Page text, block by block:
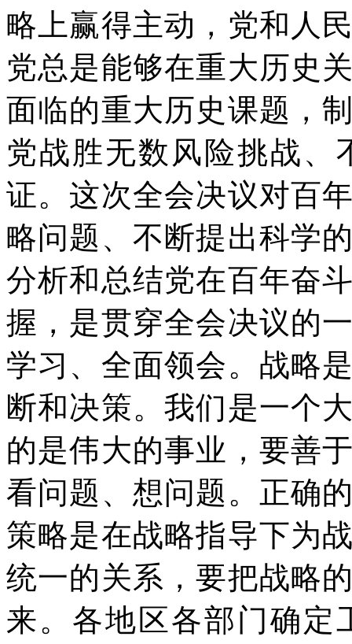
略上赢得主动，党和人
党总是能够在重大历史
面临的重大历史课题，
党战胜无数风险挑战、
证。这次全会决议对百
略问题、不断提出科学
分析和总结党在百年奋
握，是贯穿全会决议的
学习、全面领会。战略
断和决策。我们是一个
的是伟大的事业，要善
看问题、想问题。正确
策略是在战略指导下为
统一的关系，要把战略
来。各地区各部门确定